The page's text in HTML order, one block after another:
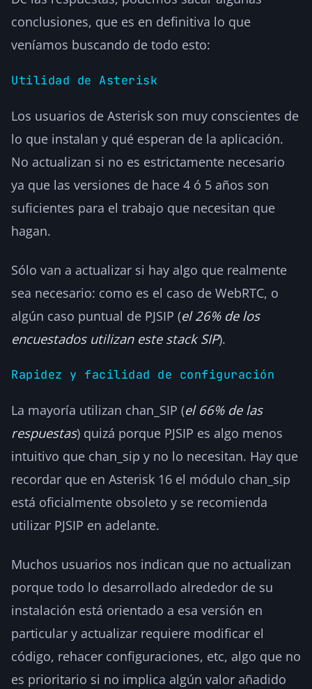
conclusiones, que es en definitiva lo que
veníamos buscando de todo esto:
Utilidad de Asterisk
Los usuarios de Asterisk son muy conscientes de
lo que instalan y qué esperan de la aplicación.
No actualizan si no es estrictamente necesario
ya que las versiones de hace 4 ó 5 años son
suficientes para el trabajo que necesitan que
hagan.
Sólo van a actualizar si hay algo que realmente
sea necesario: como es el caso de WebRTC, o
algún caso puntual de PJSIP (el 26% de los
encuestados utilizan este stack SIP).
Rapidez y facilidad de configuración
La mayoría utilizan chan_SIP (el 66% de las
respuestas) quizá porque PJSIP es algo menos
intuitivo que chan_sip y no lo necesitan. Hay que
recordar que en Asterisk 16 el módulo chan_sip
está oficialmente obsoleto y se recomienda
utilizar PJSIP en adelante.
Muchos usuarios nos indican que no actualizan
porque todo lo desarrollado alrededor de su
instalación está orientado a esa versión en
particular y actualizar requiere modificar el
código, rehacer configuraciones, etc, algo que no
es prioritario si no implica algún valor añadido